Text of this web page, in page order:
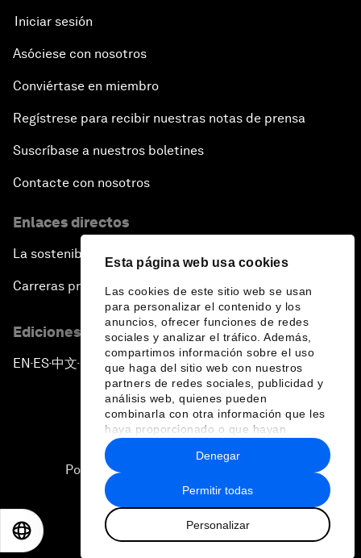
Esta página web usa cookies
Las cookies de este sitio web se usan
para personalizar el contenido y los
anuncios, ofrecer funciones de redes
sociales y analizar el tráfico. Además,
compartimos información sobre el uso
que haga del sitio web con nuestros
partners de redes sociales, publicidad y
análisis web, quienes pueden
combinarla con otra información que les
haya proporcionado o que hayan
recopilado a partir del uso que haya
hecho de sus servicios.
Permitir todas
Personalizar
Denegar
Iniciar sesión
Asóciese con nosotros
Conviértase en miembro
Regístrese para recibir nuestras notas de prensa
Suscríbase a nuestros boletines
Contacte con nosotros
Enlaces directos
La sostenibilidad en el Foro
Carreras profesionales
Ediciones en otros idiomas
EN ▪ ES▪中文▪ 日本語
Política de privacidad y normas de uso
2026 Foro Económico Mundial